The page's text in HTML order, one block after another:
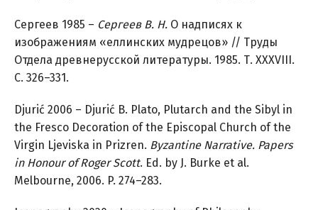
Сергеев 1985 – Сергеев В. Н. О надписях к
изображениям «еллинских мудрецов» // Труды
Отдела древнерусской литературы. 1985. Т. XXXVIII.
C. 326–331.
Djurić 2006 – Djurić B. Plato, Plutarch and the Sibyl in
the Fresco Decoration of the Episcopal Church of the
Virgin Ljeviska in Prizren. Byzantine Narrative. Papers
in Honour of Roger Scott. Ed. by J. Burke et al.
Melbourne, 2006. P. 274–283.